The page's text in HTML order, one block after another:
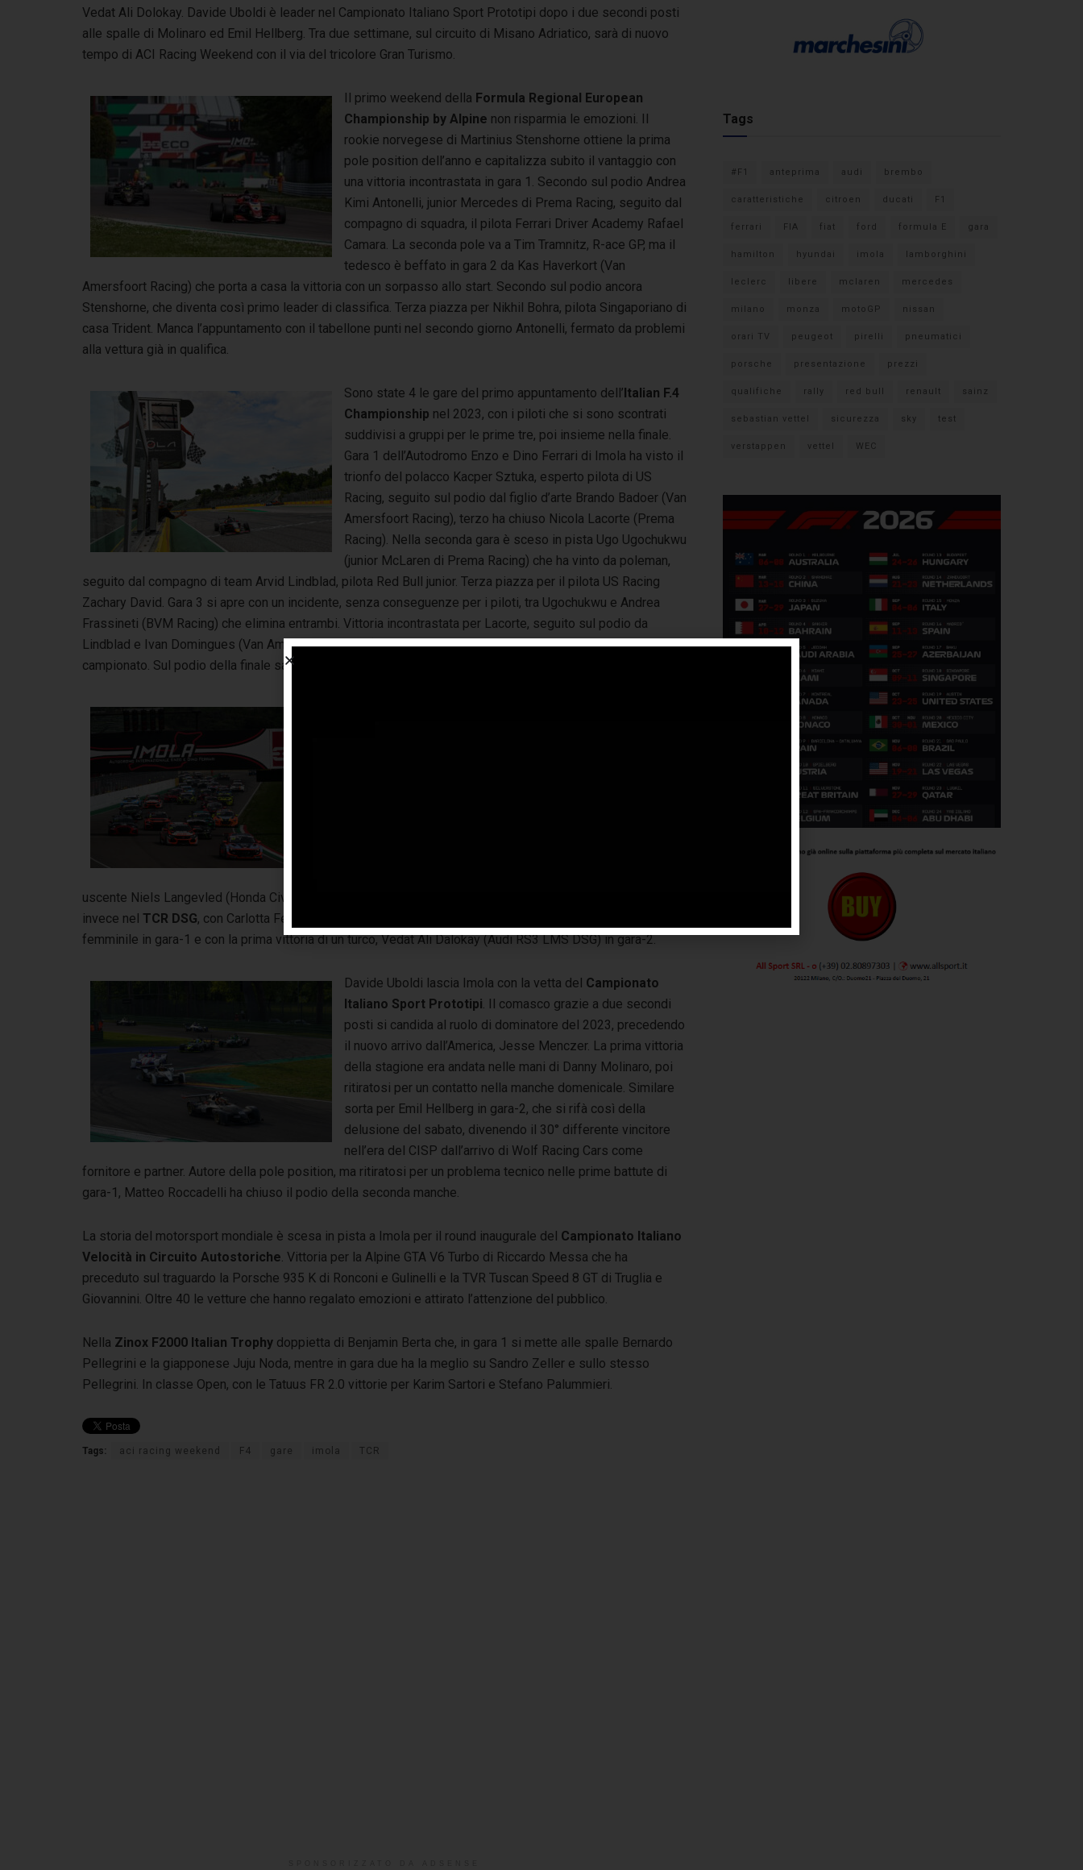
Vedat Ali Dolokay. Davide Uboldi è leader nel Campionato Italiano Sport Prototipi dopo i due secondi posti
alle spalle di Molinaro ed Emil Hellberg. Tra due settimane, sul circuito di Misano Adriatico, sarà di nuovo
tempo di ACI Racing Weekend con il via del tricolore Gran Turismo.
Il primo weekend della Formula Regional European
Championship by Alpine non risparmia le emozioni. Il
rookie norvegese di Martinius Stenshorne ottiene la prima
pole position dell’anno e capitalizza subito il vantaggio con
una vittoria incontrastata in gara 1. Secondo sul podio Andrea
Kimi Antonelli, junior Mercedes di Prema Racing, seguito dal
compagno di squadra, il pilota Ferrari Driver Academy Rafael
Camara. La seconda pole va a Tim Tramnitz, R-ace GP, ma il
tedesco è beffato in gara 2 da Kas Haverkort (Van
Amersfoort Racing) che porta a casa la vittoria con un sorpasso allo start. Secondo sul podio ancora
Stenshorne, che diventa così primo leader di classifica. Terza piazza per Nikhil Bohra, pilota Singaporiano di
casa Trident. Manca l’appuntamento con il tabellone punti nel secondo giorno Antonelli, fermato da problemi
alla vettura già in qualifica.
Sono state 4 le gare del primo appuntamento dell’Italian F.4
Championship nel 2023, con i piloti che si sono scontrati
suddivisi a gruppi per le prime tre, poi insieme nella finale.
Gara 1 dell’Autodromo Enzo e Dino Ferrari di Imola ha visto il
trionfo del polacco Kacper Sztuka, esperto pilota di US
Racing, seguito sul podio dal figlio d’arte Brando Badoer (Van
Amersfoort Racing), terzo ha chiuso Nicola Lacorte (Prema
Racing). Nella seconda gara è sceso in pista Ugo Ugochukwu
(junior McLaren di Prema Racing) che ha vinto da poleman,
seguito dal compagno di team Arvid Lindblad, pilota Red Bull junior. Terza piazza per il pilota US Racing
Zachary David. Gara 3 si apre con un incidente, senza conseguenze per i piloti, tra Ugochukwu e Andrea
Frassineti (BVM Racing) che elimina entrambi. Vittoria incontrastata per Lacorte, seguito sul podio da
Lindblad e Ivan Domingues (Van Amersfoort Racing). Nella finale trionfa Arvin Lindblad che è leader di
campionato. Sul podio della finale salgono Alfio Spina e Ugo Ugochukwu.
uscente Niels Langevled (Honda Civic FL5) e Levente Losonczy (Hyundai Elentra). Due storiche vittorie
invece nel TCR DSG, con Carlotta Fedeli (Audi RS3 LMS DSG) che conquista la prima affermazione
femminile in gara-1 e con la prima vittoria di un turco, Vedat Ali Dalokay (Audi RS3 LMS DSG) in gara-2.
Davide Uboldi lascia Imola con la vetta del Campionato
Italiano Sport Prototipi . Il comasco grazie a due secondi
posti si candida al ruolo di dominatore del 2023, precedendo
il nuovo arrivo dall’America, Jesse Menczer. La prima vittoria
della stagione era andata nelle mani di Danny Molinaro, poi
ritiratosi per un contatto nella manche domenicale. Similare
sorta per Emil Hellberg in gara-2, che si rifà così della
delusione del sabato, divenendo il 30° differente vincitore
nell’era del CISP dall’arrivo di Wolf Racing Cars come
fornitore e partner. Autore della pole position, ma ritiratosi per un problema tecnico nelle prime battute di
gara-1, Matteo Roccadelli ha chiuso il podio della seconda manche.
La storia del motorsport mondiale è scesa in pista a Imola per il round inaugurale del Campionato Italiano
Velocità in Circuito Autostoriche . Vittoria per la Alpine GTA V6 Turbo di Riccardo Messa che ha
preceduto sul traguardo la Porsche 935 K di Ronconi e Gulinelli e la TVR Tuscan Speed 8 GT di Truglia e
Giovannini. Oltre 40 le vetture che hanno regalato emozioni e attirato l’attenzione del pubblico.
Nella Zinox F2000 Italian Trophy doppietta di Benjamin Berta che, in gara 1 si mette alle spalle Bernardo
Pellegrini e la giapponese Juju Noda, mentre in gara due ha la meglio su Sandro Zeller e sullo stesso
Pellegrini. In classe Open, con le Tatuus FR 2.0 vittorie per Karim Sartori e Stefano Palummieri.
Tags: aci racing weekend F4 gare imola TCR
Tags
#F1 anteprima audi brembo
caratteristiche citroen ducati F1
ferrari FIA fiat ford formula E gara
hamilton hyundai imola lamborghini
leclerc libere mclaren mercedes
milano monza motoGP nissan
orari TV peugeot pirelli pneumatici
porsche presentazione prezzi
qualifiche rally red bull renault sainz
sebastian vettel sicurezza sky test
verstappen vettel WEC